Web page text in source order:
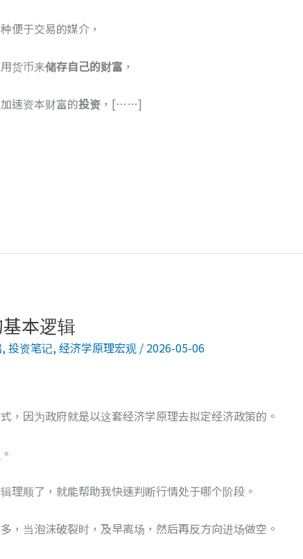
便于交易的媒介，
货币来储存自己的财富 ，
速资本财富的投资，[……]
本逻辑
,投资笔记,经济学原理宏观/ 2026-05-06
，因为政府就是以这套经济学原理去拟定经济政策的。
理顺了，就能帮助我快速判断行情处于哪个阶段。
，当泡沫破裂时，及早离场，然后再反方向进场做空。